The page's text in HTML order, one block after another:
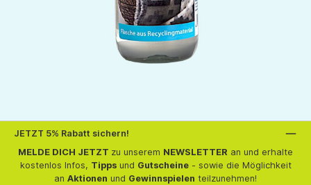
JETZT 5% Rabatt sichern!
MELDE DICH JETZT zu unserem NEWSLETTER an und erhalte
kostenlos Infos, Tippsund Gutscheine- sowie die Möglichkeit
an Aktionen und Gewinnspielen teilzunehmen!